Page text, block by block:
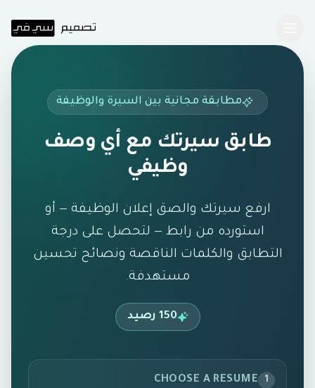
مطابقة مجانية بين السيرة والوظيفة
طابق سيرتك مع أي وصف
وظيفي
ارفع سيرتك والصق إعلان الوظيفة — أو
استورده من رابط — لتحصل على درجة
التطابق والكلمات الناقصة ونصائح تحسين
مستهدفة.
150 رصيد
1
CHOOSE A RESUME